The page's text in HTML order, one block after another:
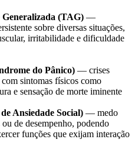
(TAG) —
sobre diversas situações,
irritabilidade e dificuldade
do Pânico) — crises
sintomas físicos como
e sensação de morte iminente
Ansiedade Social) — medo
de desempenho, podendo
funções que exijam interação